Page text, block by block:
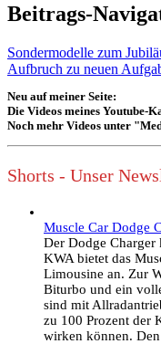
Beitrags-
Sondermodelle zum
Aufbruch zu neuen
Neu auf meiner Seite:
Die Videos meines Youtube-
Noch mehr Videos unter
Shorts - Unser
Muscle Car Dodge
Der Dodge
KWA bietet das
Limousine an. Zur
Biturbo und ein
sind mit
zu 100 Prozent der
wirken können.